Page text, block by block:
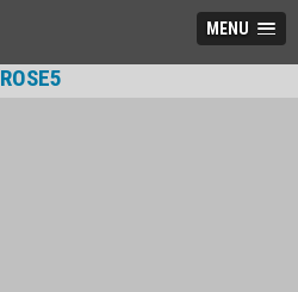
MENU
ROSE5